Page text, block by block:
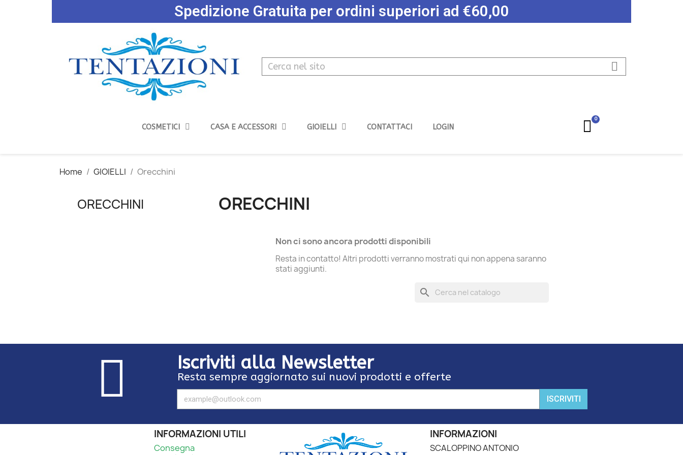
Spedizione Gratuita per ordini superiori ad €60,00
COSMETICI CASA E ACCESSORI GIOIELLI CONTATTACI LOGIN
Home GIOIELLI Orecchini
ORECCHINI ORECCHINI
Non ci sono ancora prodotti disponibili
Resta in contatto! Altri prodotti verranno mostrati qui non appena saranno
stati aggiunti.
search
Iscriviti alla Newsletter
Resta sempre aggiornato sui nuovi prodotti e offerte
ISCRIVITI
INFORMAZIONI UTILI
Consegna
INFORMAZIONI
SCALOPPINO ANTONIO